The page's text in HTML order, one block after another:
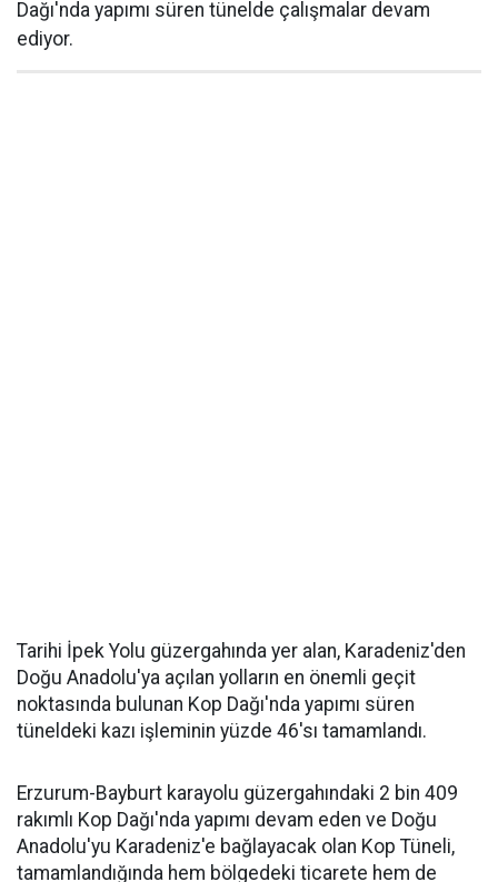
Dağı'nda yapımı süren tünelde çalışmalar devam
ediyor.
Tarihi İpek Yolu güzergahında yer alan, Karadeniz'den
Doğu Anadolu'ya açılan yolların en önemli geçit
noktasında bulunan Kop Dağı'nda yapımı süren
tüneldeki kazı işleminin yüzde 46'sı tamamlandı.
Erzurum-Bayburt karayolu güzergahındaki 2 bin 409
rakımlı Kop Dağı'nda yapımı devam eden ve Doğu
Anadolu'yu Karadeniz'e bağlayacak olan Kop Tüneli,
tamamlandığında hem bölgedeki ticarete hem de